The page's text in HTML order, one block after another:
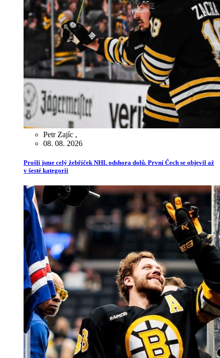
Petr Zajíc ,
08. 08. 2026
Prošli jsme celý žebříček NHL odshora dolů. První Čech se objevil až
v šesté kategorii